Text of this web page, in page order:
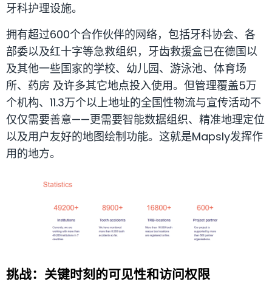
牙科护理设施。
拥有超过600个合作伙伴的网络，包括牙科协会、各
部委以及红十字等急救组织，牙齿救援盒已在德国以
及其他一些国家的学校、幼儿园、游泳池、体育场
所、药房 及许多其它地点投入使用。但管理覆盖5万
个机构、11.3万个以上地址的全国性物流与宣传活动不
仅仅需要善意——更需要智能数据组织、精准地理定位
以及用户友好的地图绘制功能。这就是Mapsly发挥作
用的地方。
挑战：关键时刻的可见性和访问权限